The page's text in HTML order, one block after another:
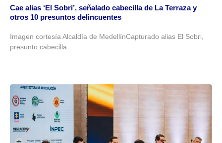
Cae alias ‘El Sobri’, señalado cabecilla de La Terraza y
otros 10 presuntos delincuentes
Imagen cortesía Alcaldía de MedellínCapturado alias El Sobri,
presunto cabecilla